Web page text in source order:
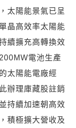
太陽能景氣已呈
晶高效率太陽能
續擴充高轉換效
電池生產
太陽能電廠經
辦理庫藏股註銷
持續加速朝高效
積極擴大營收及